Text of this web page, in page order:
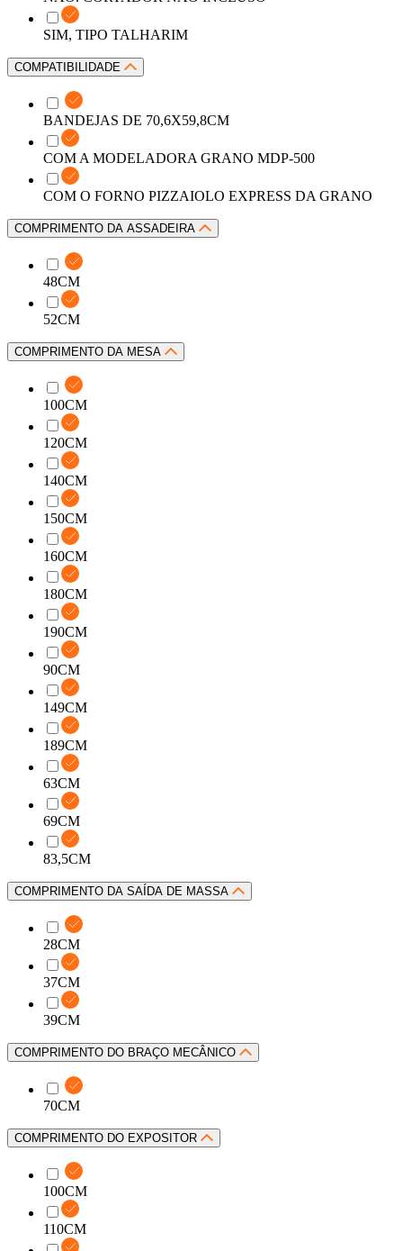
SIM, TIPO TALHARIM
COMPATIBILIDADE
BANDEJAS DE 70,6X59,8CM
COM A MODELADORA GRANO MDP-500
COM O FORNO PIZZAIOLO EXPRESS DA GRANO
COMPRIMENTO DA ASSADEIRA
48CM
52CM
COMPRIMENTO DA MESA
100CM
120CM
140CM
150CM
160CM
180CM
190CM
90CM
149CM
189CM
63CM
69CM
83,5CM
COMPRIMENTO DA SAÍDA DE MASSA
28CM
37CM
39CM
COMPRIMENTO DO BRAÇO MECÂNICO
70CM
COMPRIMENTO DO EXPOSITOR
100CM
110CM